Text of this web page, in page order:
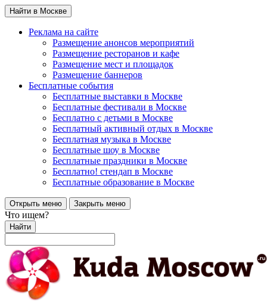
Найти в Москве
Реклама на сайте
Размещение анонсов мероприятий
Размещение ресторанов и кафе
Размещение мест и площадок
Размещение баннеров
Бесплатные события
Бесплатные выставки в Москве
Бесплатные фестивали в Москве
Бесплатно с детьми в Москве
Бесплатный активный отдых в Москве
Бесплатная музыка в Москве
Бесплатные шоу в Москве
Бесплатные праздники в Москве
Бесплатно! стендап в Москве
Бесплатные образование в Москве
Открыть меню Закрыть меню
Что ищем?
Найти